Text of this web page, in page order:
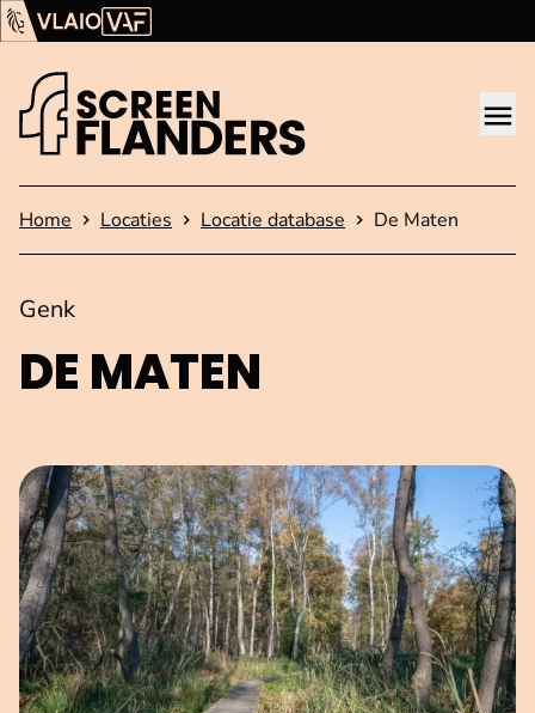
Ga verder naar de inhoud
Vlaams Audiovisueel Fonds (VAF)
Startpagina
Home Locaties Locatie database De Maten
DE MATEN
Genk
Open afbeelding in popup